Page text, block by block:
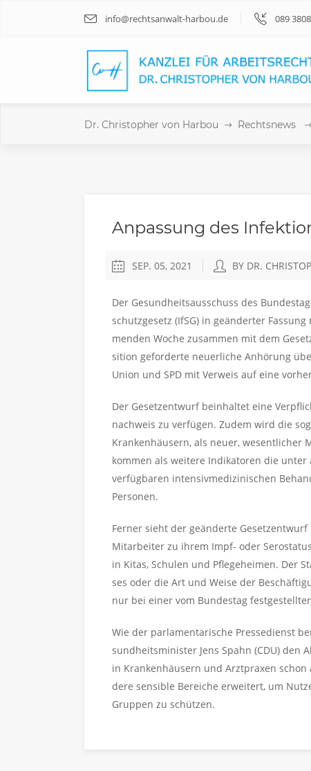
info@rechtsanwalt-harbou.de 089
Dr. Christopher von Harbou Rechtsnews
Anpassung des
SEP. 05, 2021 BY DR.
Der Ge­sund­heits­aus­schuss des
schutz­ge­setz (IfSG) in ge­än­der­ter
men­den Woche zu­sam­men mit dem
si­ti­on ge­for­der­te neu­er­li­che An­hö­rung
Union und SPD mit Ver­weis auf eine
Der Ge­setz­ent­wurf be­inhal­tet eine
nach­weis zu ver­fü­gen. Zudem wird die
Kran­ken­häu­sern, als neuer, we­sent­li­cher
kom­men als wei­te­re In­di­ka­to­ren die
ver­füg­ba­ren in­ten­siv­me­di­zi­ni­schen
Per­so­nen.
Fer­ner sieht der ge­än­der­te
Mit­ar­bei­ter zu ihrem Impf- oder
in Kitas, Schu­len und Pfle­ge­hei­men. Der
ses oder die Art und Weise der
nur bei einer vom Bun­des­tag
Wie der par­la­men­ta­ri­sche Pres­se­dienst
sund­heits­mi­nis­ter Jens Spahn (CDU) den
in Kran­ken­häu­sern und Arzt­pra­xen
de­re sen­si­ble Be­rei­che er­wei­tert, um
Grup­pen zu schüt­zen.